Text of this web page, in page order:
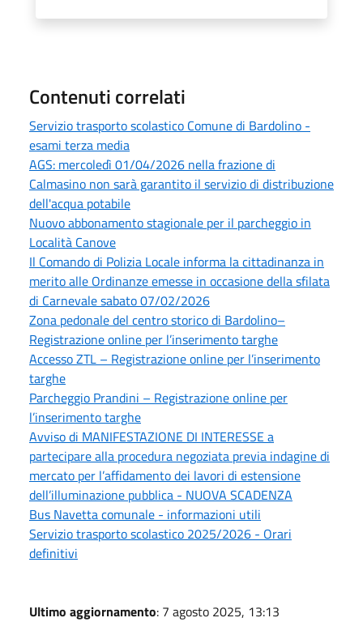
Contenuti correlati
Servizio trasporto scolastico Comune di Bardolino -
esami terza media
AGS: mercoledì 01/04/2026 nella frazione di
Calmasino non sarà garantito il servizio di distribuzione
dell'acqua potabile
Nuovo abbonamento stagionale per il parcheggio in
Località Canove
Il Comando di Polizia Locale informa la cittadinanza in
merito alle Ordinanze emesse in occasione della sfilata
di Carnevale sabato 07/02/2026
Zona pedonale del centro storico di Bardolino–
Registrazione online per l’inserimento targhe
Accesso ZTL – Registrazione online per l’inserimento
targhe
Parcheggio Prandini – Registrazione online per
l’inserimento targhe
Avviso di MANIFESTAZIONE DI INTERESSE a
partecipare alla procedura negoziata previa indagine di
mercato per l’affidamento dei lavori di estensione
dell’illuminazione pubblica - NUOVA SCADENZA
Bus Navetta comunale - informazioni utili
Servizio trasporto scolastico 2025/2026 - Orari
definitivi
Ultimo aggiornamento: 7 agosto 2025, 13:13